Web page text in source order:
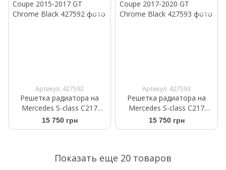
Артикул: 427592
Решетка радиатора на
Mercedes S-class C217
Coupe 2015-2017 GT
Chrome Black
15 750 грн
Артикул: 427593
Решетка радиатора на
Mercedes S-class C217
Coupe 2017-2020 GT
Chrome Black
15 750 грн
Показать еще 20 товаров